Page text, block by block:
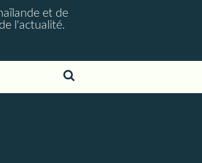
et de
l'actualité.